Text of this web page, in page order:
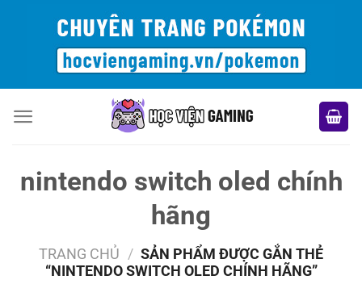
nintendo switch oled chính
hãng
TRANG CHỦ / SẢN PHẨM ĐƯỢC GẮN THẺ
“NINTENDO SWITCH OLED CHÍNH HÃNG”